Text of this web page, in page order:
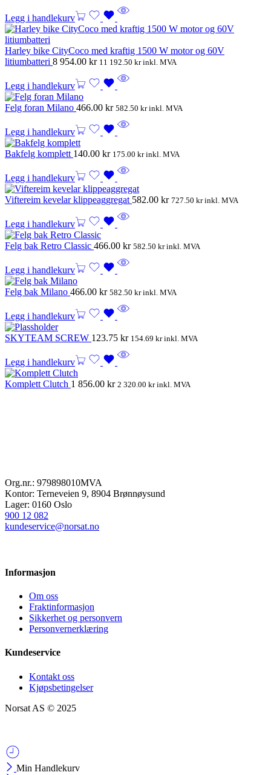
Legg i handlekurv
Harley bike CityCoco med kraftig 1500 W motor og 60V
litiumbatteri 8 954.00 kr 11 192.50 krinkl. MVA
Legg i handlekurv
Felg foran Milano 466.00 kr 582.50 krinkl. MVA
Legg i handlekurv
Bakfelg komplett 140.00 kr 175.00 krinkl. MVA
Legg i handlekurv
Viftereim kevelar klippeaggregat 582.00 kr 727.50 krinkl. MVA
Legg i handlekurv
Felg bak Retro Classic 466.00 kr 582.50 krinkl. MVA
Legg i handlekurv
Felg bak Milano 466.00 kr 582.50 krinkl. MVA
Legg i handlekurv
SKYTEAM SCREW 123.75 kr 154.69 krinkl. MVA
Legg i handlekurv
Komplett Clutch 1 856.00 kr 2 320.00 krinkl. MVA
Org.nr.: 979898010MVA
Kontor: Terneveien 9, 8904 Brønnøysund
Lager: 0160 Oslo
900 12 082
kundeservice@norsat.no
Informasjon
Om oss
Fraktinformasjon
Sikkerhet og personvern
Personvernerklæring
Kundeservice
Kontakt oss
Kjøpsbetingelser
Norsat AS © 2025
Min Handlekurv